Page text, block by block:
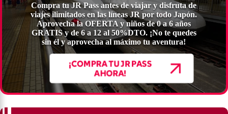
Compra tu JR Pass antes de viajar y disfruta de
viajes ilimitados en las líneas JR por todo Japón.
Aprovecha la OFERTA y niños de 0 a 6 años
GRATIS y de 6 a 12 al 50%DTO. ¡No te quedes
sin él y aprovecha al máximo tu aventura!
¡COMPRA TU JR PASS
AHORA!